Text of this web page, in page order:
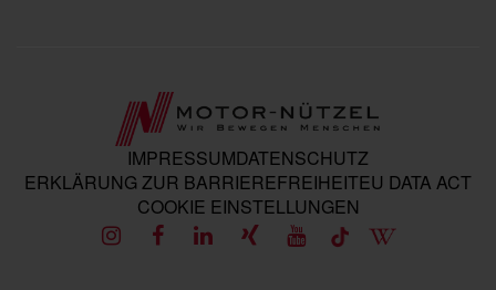
IMPRESSUMDATENSCHUTZ
ERKLÄRUNG ZUR BARRIEREFREIHEITEU DATA ACT
COOKIE EINSTELLUNGEN